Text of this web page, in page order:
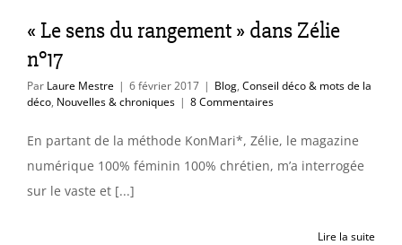
« Le sens du rangement » dans Zélie
n°17
Par Laure Mestre | 6 février 2017 | Blog, Conseil déco & mots de la
déco, Nouvelles & chroniques | 8 Commentaires
En partant de la méthode KonMari*, Zélie, le magazine
numérique 100% féminin 100% chrétien, m’a interrogée
sur le vaste et [...]
Lire la suite